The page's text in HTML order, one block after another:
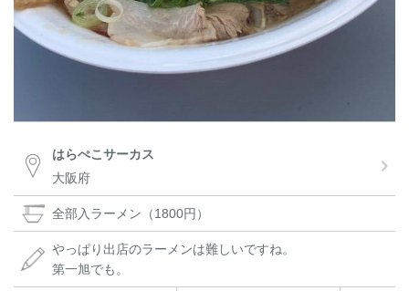
はらぺこサーカス
大阪府
全部入ラーメン（1800円）
やっぱり出店のラーメンは難しいですね。
第一旭でも。